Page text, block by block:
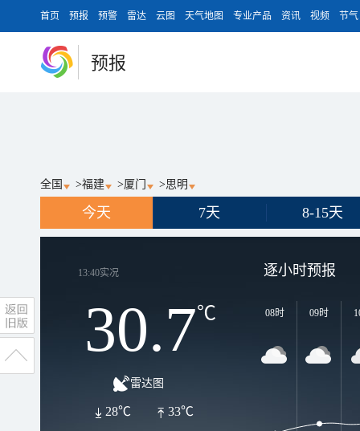
首页 预报 预警 雷达 云图 天气地图 专业产品 资讯 视频 节气
预报
全国 >福建 >厦门 >思明
今天 7天 8-15天
13:40实况
30.7℃
雷达图
33℃
28℃
逐小时预报
08时 09时